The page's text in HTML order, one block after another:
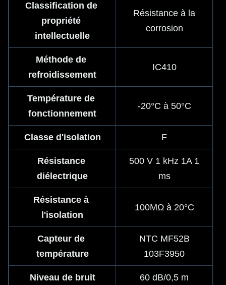
Classification de
propriété
intellectuelle
Résistance à la
corrosion
Méthode de
refroidissement
IC410
Température de
fonctionnement
-20°C à 50°C
Classe d'isolation F
Résistance
diélectrique
500 V 1 kHz 1A 1
ms
Résistance à
l'isolation
100MΩ à 20°C
Capteur de
température
NTC MF52B
103F3950
Niveau de bruit 60 dB/0,5 m